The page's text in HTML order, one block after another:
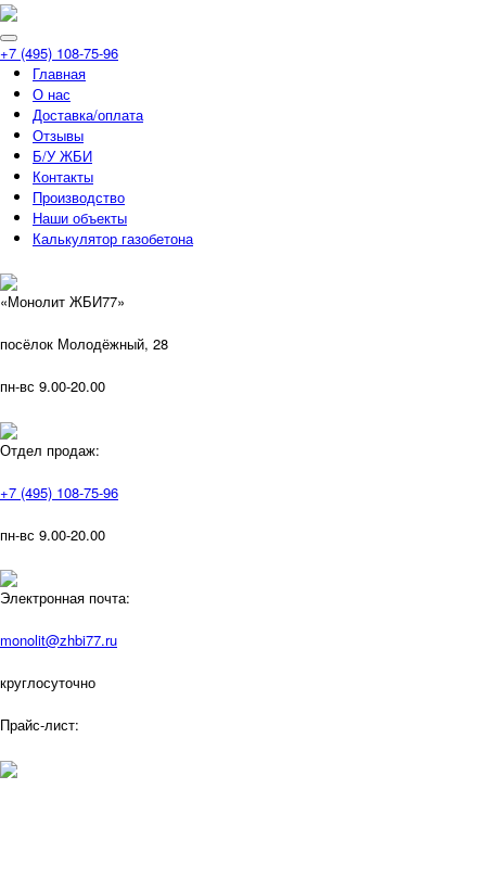
+7 (495) 108-75-96
Главная
О нас
Доставка/оплата
Отзывы
Б/У ЖБИ
Контакты
Производство
Наши объекты
Калькулятор газобетона
«Монолит ЖБИ77»
посёлок Молодёжный, 28
пн-вс 9.00-20.00
Отдел продаж:
+7 (495) 108-75-96
пн-вс 9.00-20.00
Электронная почта:
monolit@zhbi77.ru
круглосуточно
Прайс-лист: